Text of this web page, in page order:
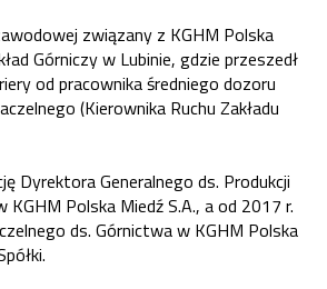
związany z KGHM Polska
Górniczy w Lubinie, gdzie przeszedł
od pracownika średniego dozoru
(Kierownika Ruchu Zakładu
Dyrektora Generalnego ds. Produkcji
KGHM Polska Miedź S.A., a od 2017 r.
ds. Górnictwa w KGHM Polska